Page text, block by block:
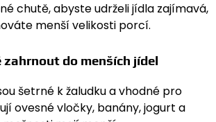
chutě, abyste udrželi jídla zajímavá,
menší velikosti porcí.
do menších jídel
šetrné k žaludku a vhodné pro
ovesné vločky, banány, jogurt a